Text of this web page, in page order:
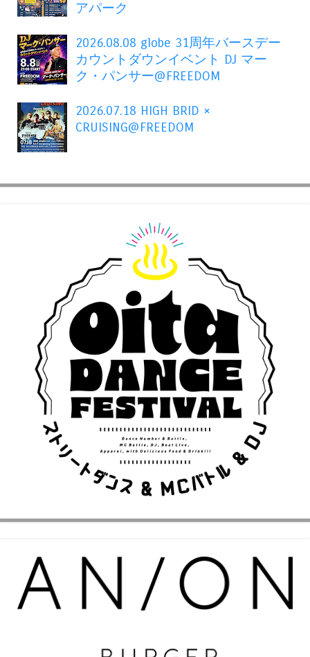
アパーク
2026.08.08 globe 31周年バースデー
カウントダウンイベント DJ マー
ク・パンサー@FREEDOM
2026.07.18 HIGH BRID ×
CRUISING@FREEDOM